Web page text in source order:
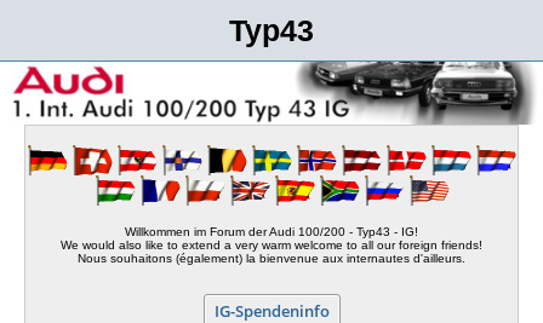
Typ43
Willkommen im Forum der Audi 100/200 - Typ43 - IG!
We would also like to extend a very warm welcome to all our foreign friends!
Nous souhaitons (également) la bienvenue aux internautes d'ailleurs.
IG-Spendeninfo